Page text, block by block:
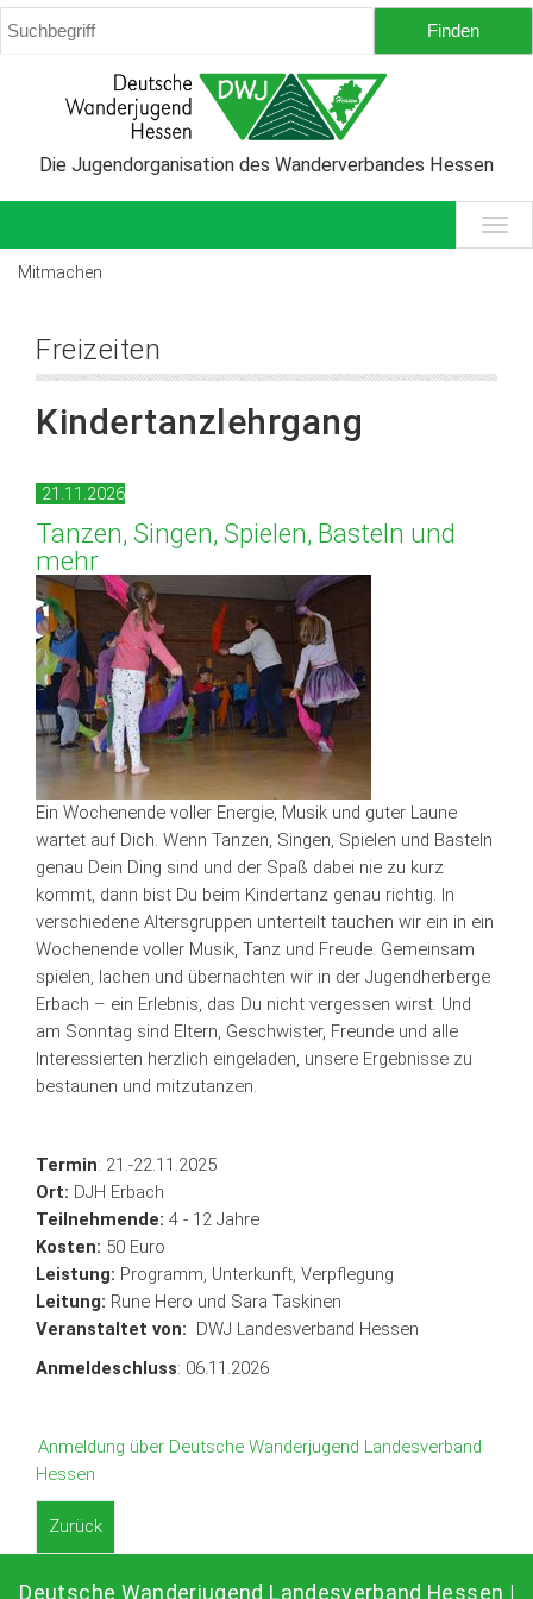
Die Jugendorganisation des Wanderverbandes Hessen
Mitmachen
Freizeiten
Kindertanzlehrgang
21.11.2026
Tanzen, Singen, Spielen, Basteln und
mehr
Ein Wochenende voller Energie, Musik und guter Laune
wartet auf Dich. Wenn Tanzen, Singen, Spielen und Basteln
genau Dein Ding sind und der Spaß dabei nie zu kurz
kommt, dann bist Du beim Kindertanz genau richtig. In
verschiedene Altersgruppen unterteilt tauchen wir ein in ein
Wochenende voller Musik, Tanz und Freude. Gemeinsam
spielen, lachen und übernachten wir in der Jugendherberge
Erbach – ein Erlebnis, das Du nicht vergessen wirst. Und
am Sonntag sind Eltern, Geschwister, Freunde und alle
Interessierten herzlich eingeladen, unsere Ergebnisse zu
bestaunen und mitzutanzen.
Termin: 21.-22.11.2025
Ort: DJH Erbach
Teilnehmende: 4 - 12 Jahre
Kosten: 50 Euro
Leistung: Programm, Unterkunft, Verpflegung
Leitung: Rune Hero und Sara Taskinen
Veranstaltet von: DWJ Landesverband Hessen
Anmeldeschluss: 06.11.2026
Anmeldung über Deutsche Wanderjugend Landesverband
Hessen
Zurück
Deutsche Wanderjugend Landesverband Hessen